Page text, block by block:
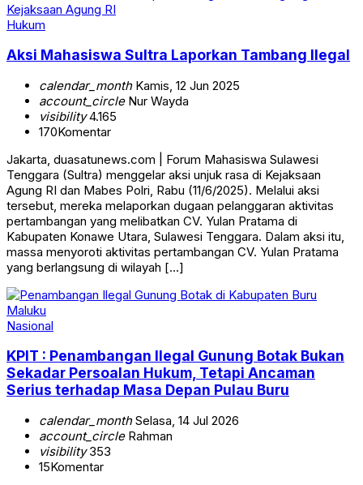
Hukum
Aksi Mahasiswa Sultra Laporkan Tambang Ilegal
calendar_monthKamis, 12 Jun 2025
account_circleNur Wayda
visibility4.165
170Komentar
Jakarta, duasatunews.com | Forum Mahasiswa Sulawesi
Tenggara (Sultra) menggelar aksi unjuk rasa di Kejaksaan
Agung RI dan Mabes Polri, Rabu (11/6/2025). Melalui aksi
tersebut, mereka melaporkan dugaan pelanggaran aktivitas
pertambangan yang melibatkan CV. Yulan Pratama di
Kabupaten Konawe Utara, Sulawesi Tenggara. Dalam aksi itu,
massa menyoroti aktivitas pertambangan CV. Yulan Pratama
yang berlangsung di wilayah […]
Nasional
KPIT : Penambangan Ilegal Gunung Botak Bukan
Sekadar Persoalan Hukum, Tetapi Ancaman
Serius terhadap Masa Depan Pulau Buru
calendar_monthSelasa, 14 Jul 2026
account_circleRahman
visibility353
15Komentar